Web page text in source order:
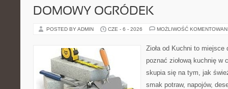
DOMOWY OGRÓDEK
POSTED BY ADMIN CZE - 6 - 2026 MOŻLIWOŚĆ
Zioła od Kuchni to
poznać ziołową kuchnię w
skupia się na tym, jak
smak potraw, napojów,